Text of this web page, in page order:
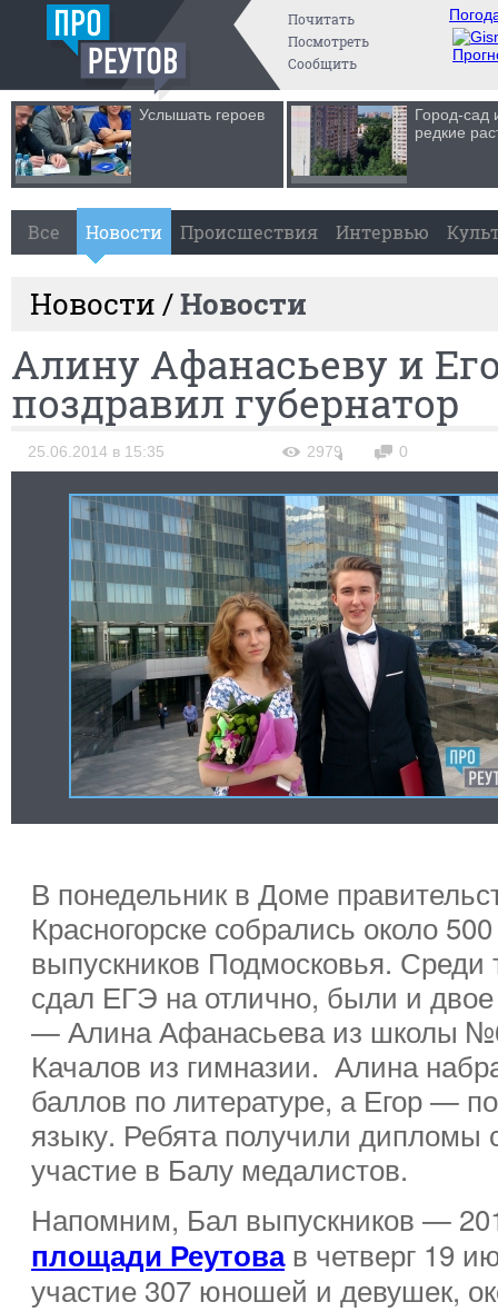
Почитать
Посмотреть
Сообщить
Услышать героев
Город-сад
редкие
Все Новости Происшествия Интервью
Новости /Новости
Алину Афанасьеву и
поздравил губернатор
25.06.2014 в 15:35 2979 0
В понедельник в Доме
Красногорске собрались около
выпускников Подмосковья. Среди
сдал ЕГЭ на отлично, были и двое
— Алина Афанасьева из школы
Качалов из гимназии. Алина
баллов по литературе, а Егор —
языку. Ребята получили дипломы
участие в Балу медалистов.
Напомним, Бал выпускников —
площади Реутовав четверг 19
участие 307 юношей и девушек,